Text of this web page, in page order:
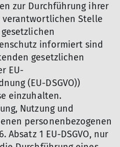
zur Durchführung ihrer
Stelle
informiert sind
gesetzlichen
EU-
(EU-DSGVO))
einzuhalten.
Nutzung und
personenbezogenen
1 EU-DSGVO, nur